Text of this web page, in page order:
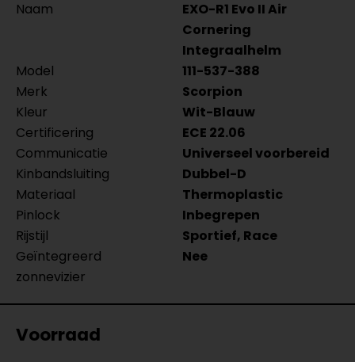
Naam
EXO-R1 Evo II Air
Cornering
Integraalhelm
Model
111-537-388
Merk
Scorpion
Kleur
Wit-Blauw
Certificering
ECE 22.06
Communicatie
Universeel voorbereid
Kinbandsluiting
Dubbel-D
Materiaal
Thermoplastic
Pinlock
Inbegrepen
Rijstijl
Sportief, Race
Geïntegreerd
zonnevizier
Nee
Voorraad